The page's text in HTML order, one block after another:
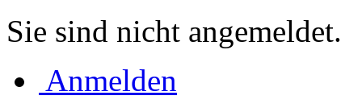
Sie sind nicht angemeldet.
Anmelden